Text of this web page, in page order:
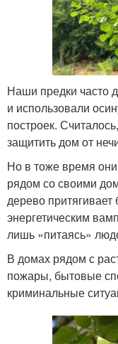
Наши предки часто
и использовали
построек.
защитить дом от
Но в тоже время
рядом со своими
дерево
энергетическим
лишь «питаясь»
В домах рядом с
пожары, бытовые
криминальные